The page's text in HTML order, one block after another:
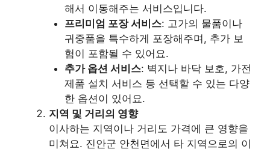
해서 이동해주는 서비스입니다.
프리미엄 포장 서비스: 고가의 물품이나
귀중품을 특수하게 포장해주며, 추가 보
험이 포함될 수 있어요.
추가 옵션 서비스: 벽지나 바닥 보호, 가전
제품 설치 서비스 등 선택할 수 있는 다양
한 옵션이 있어요.
지역 및 거리의 영향
이사하는 지역이나 거리도 가격에 큰 영향을
미쳐요. 진안군 안천면에서 타 지역으로의 이